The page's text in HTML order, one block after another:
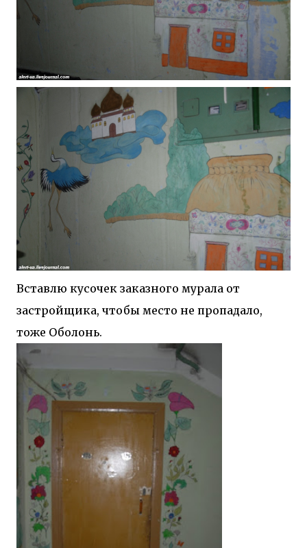
Вставлю кусочек заказного мурала от
застройщика, чтобы место не пропадало,
тоже Оболонь.